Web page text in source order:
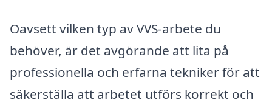
Oavsett vilken typ av VVS-arbete du
behöver, är det avgörande att lita på
professionella och erfarna tekniker för att
säkerställa att arbetet utförs korrekt och